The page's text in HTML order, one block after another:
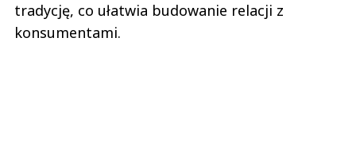
tradycję, co ułatwia budowanie relacji z
konsumentami.